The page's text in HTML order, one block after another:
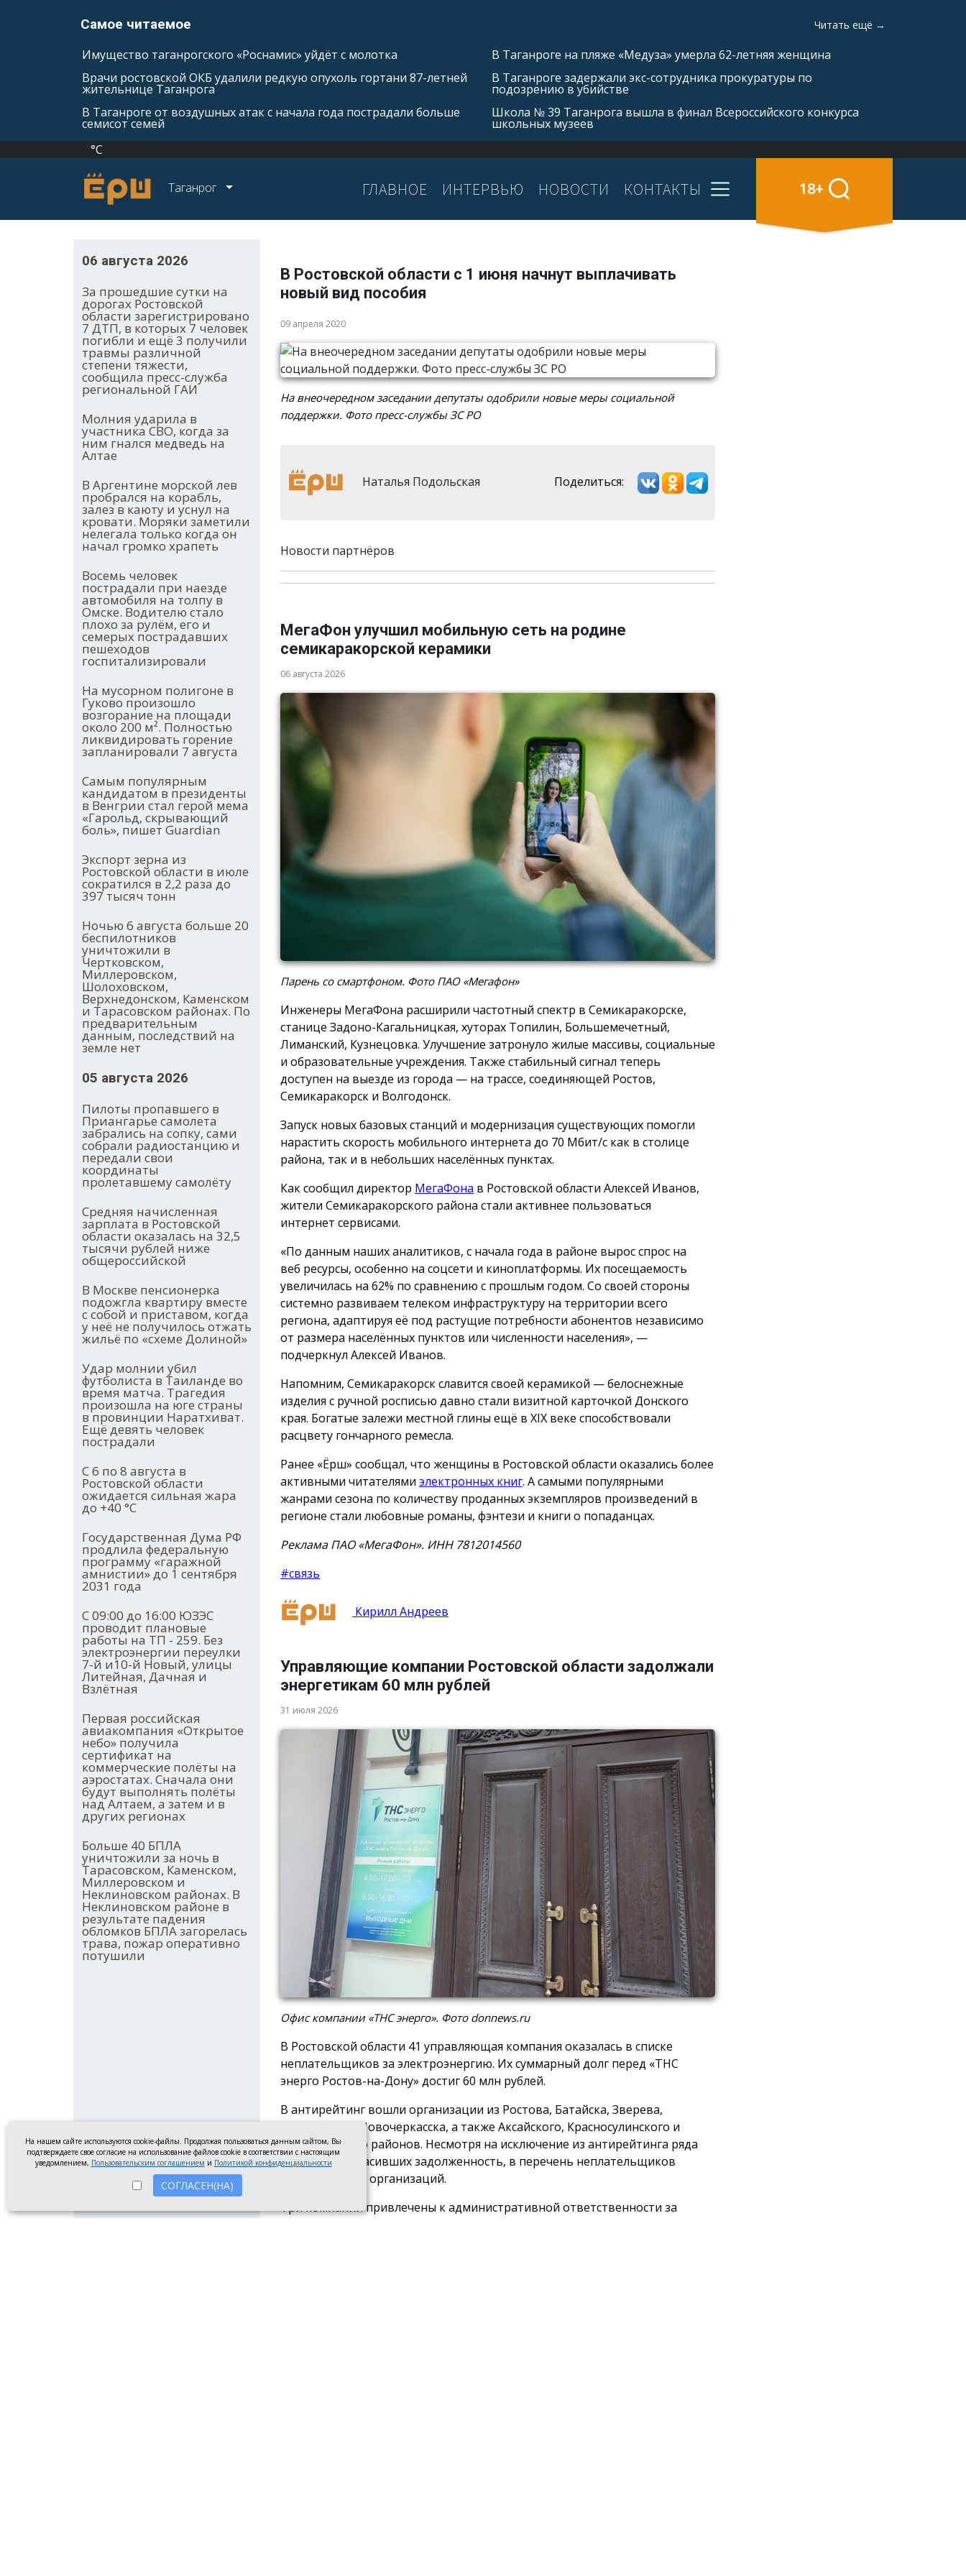
Самое читаемое Читать ещё →
Имущество таганрогского «Роснамис» уйдёт с молотка
Врачи ростовской ОКБ удалили редкую опухоль гортани 87-летней
жительнице Таганрога
В Таганроге от воздушных атак с начала года пострадали больше
семисот семей
В Таганроге на пляже «Медуза» умерла 62-летняя женщина
В Таганроге задержали экс-сотрудника прокуратуры по
подозрению в убийстве
Школа № 39 Таганрога вышла в финал Всероссийского конкурса
школьных музеев
°C
Таганрог ГЛАВНОЕ ИНТЕРВЬЮ НОВОСТИ КОНТАКТЫ 18+
06 августа 2026
За прошедшие сутки на
дорогах Ростовской
области зарегистрировано
7 ДТП, в которых 7 человек
погибли и ещё 3 получили
травмы различной
степени тяжести,
сообщила пресс-служба
региональной ГАИ
Молния ударила в
участника СВО, когда за
ним гнался медведь на
Алтае
В Аргентине морской лев
пробрался на корабль,
залез в каюту и уснул на
кровати. Моряки заметили
нелегала только когда он
начал громко храпеть
Восемь человек
пострадали при наезде
автомобиля на толпу в
Омске. Водителю стало
плохо за рулём, его и
семерых пострадавших
пешеходов
госпитализировали
На мусорном полигоне в
Гуково произошло
возгорание на площади
около 200 м². Полностью
ликвидировать горение
запланировали 7 августа
Самым популярным
кандидатом в президенты
в Венгрии стал герой мема
«Гарольд, скрывающий
боль», пишет Guardian
Экспорт зерна из
Ростовской области в июле
сократился в 2,2 раза до
397 тысяч тонн
Ночью 6 августа больше 20
беспилотников
уничтожили в
Чертковском,
Миллеровском,
Шолоховском,
Верхнедонском, Каменском
и Тарасовском районах. По
предварительным
данным, последствий на
земле нет
05 августа 2026
Пилоты пропавшего в
Приангарье самолета
забрались на сопку, сами
собрали радиостанцию и
передали свои
координаты
пролетавшему самолёту
Средняя начисленная
зарплата в Ростовской
области оказалась на 32,5
тысячи рублей ниже
общероссийской
В Москве пенсионерка
подожгла квартиру вместе
с собой и приставом, когда
у неё не получилось отжать
жильё по «схеме Долиной»
Удар молнии убил
футболиста в Таиланде во
время матча. Трагедия
произошла на юге страны
в провинции Наратхиват.
Ещё девять человек
пострадали
С 6 по 8 августа в
Ростовской области
ожидается сильная жара
до +40 °С
Государственная Дума РФ
продлила федеральную
программу «гаражной
амнистии» до 1 сентября
2031 года
С 09:00 до 16:00 ЮЗЭС
проводит плановые
работы на ТП - 259. Без
электроэнергии переулки
7-й и10-й Новый, улицы
Литейная, Дачная и
Взлётная
Первая российская
авиакомпания «Открытое
небо» получила
сертификат на
коммерческие полёты на
аэростатах. Сначала они
будут выполнять полёты
над Алтаем, а затем и в
других регионах
Больше 40 БПЛА
уничтожили за ночь в
Тарасовском, Каменском,
Миллеровском и
Неклиновском районах. В
Неклиновском районе в
результате падения
обломков БПЛА загорелась
трава, пожар оперативно
потушили
В Ростовской области с 1 июня начнут выплачивать
новый вид пособия
09 апреля 2020
На внеочередном заседании депутаты одобрили новые меры социальной
поддержки. Фото пресс-службы ЗС РО
Наталья Подольская Поделиться:
Новости партнёров
МегаФон улучшил мобильную сеть на родине
семикаракорской керамики
06 августа 2026
Парень со смартфоном. Фото ПАО «Мегафон»
Инженеры МегаФона расширили частотный спектр в Семикаракорске,
станице Задоно-Кагальницкая, хуторах Топилин, Большемечетный,
Лиманский, Кузнецовка. Улучшение затронуло жилые массивы, социальные
и образовательные учреждения. Также стабильный сигнал теперь
доступен на выезде из города — на трассе, соединяющей Ростов,
Семикаракорск и Волгодонск.
Запуск новых базовых станций и модернизация существующих помогли
нарастить скорость мобильного интернета до 70 Мбит/с как в столице
района, так и в небольших населённых пунктах.
Как сообщил директор МегаФона в Ростовской области Алексей Иванов,
жители Семикаракорского района стали активнее пользоваться
интернет сервисами.
«По данным наших аналитиков, с начала года в районе вырос спрос на
веб ресурсы, особенно на соцсети и киноплатформы. Их посещаемость
увеличилась на 62% по сравнению с прошлым годом. Со своей стороны
системно развиваем телеком инфраструктуру на территории всего
региона, адаптируя её под растущие потребности абонентов независимо
от размера населённых пунктов или численности населения», —
подчеркнул Алексей Иванов.
Напомним, Семикаракорск славится своей керамикой — белоснежные
изделия с ручной росписью давно стали визитной карточкой Донского
края. Богатые залежи местной глины ещё в XIX веке способствовали
расцвету гончарного ремесла.
Ранее «Ёрш» сообщал, что женщины в Ростовской области оказались более
активными читателями электронных книг. А самыми популярными
жанрами сезона по количеству проданных экземпляров произведений в
регионе стали любовные романы, фэнтези и книги о попаданцах.
Реклама ПАО «МегаФон». ИНН 7812014560
#связь
Кирилл Андреев
Управляющие компании Ростовской области задолжали
энергетикам 60 млн рублей
31 июля 2026
Офис компании «ТНС энерго». Фото donnews.ru
В Ростовской области 41 управляющая компания оказалась в списке
неплательщиков за электроэнергию. Их суммарный долг перед «ТНС
энерго Ростов-на-Дону» достиг 60 млн рублей.
В антирейтинг вошли организации из Ростова, Батайска, Зверева,
Волгодонска, Новочеркасска, а также Аксайского, Красносулинского и
Неклиновского районов. Несмотря на исключение из антирейтинга ряда
компаний, погасивших задолженность, в перечень неплательщиков
вошли 7 новых организаций.
Три компании привлечены к административной ответственности за
На нашем сайте используются cookie-файлы. Продолжая пользоваться данным сайтом, Вы
подтверждаете свое согласие на использование файлов cookie в соответствии с настоящим
уведомлением, Пользовательским соглашением и Политикой конфиденциальности
СОГЛАСЕН(НА)